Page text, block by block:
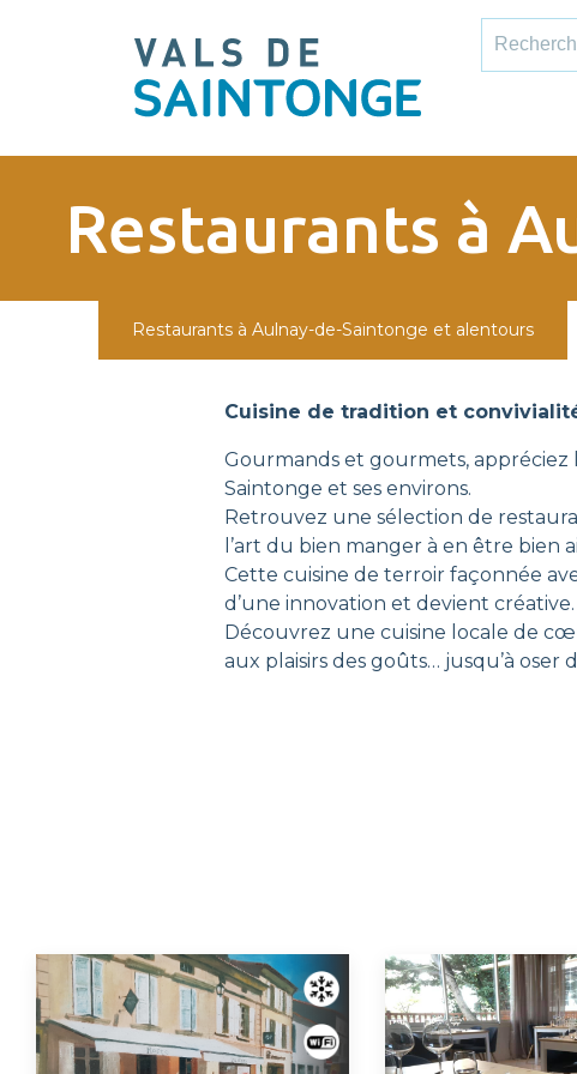
Restaurants à
Restaurants à Aulnay-de-Saintonge et alentours
Cuisine de tradition et
Gourmands et gourmets,
Saintonge et ses environs.
Retrouvez une sélection de
l’art du bien manger à en être bien
Cette cuisine de terroir façonnée
d’une innovation et devient créative.
Découvrez une cuisine locale de
aux plaisirs des goûts… jusqu’à